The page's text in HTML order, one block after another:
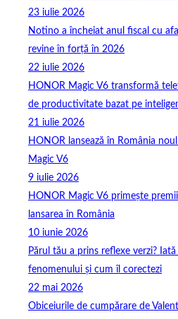
23 iulie 2026
Notino a încheiat anul fiscal cu
revine în forță în 2026
22 iulie 2026
HONOR Magic V6 transformă
de productivitate bazat pe
21 iulie 2026
HONOR lansează în România
Magic V6
9 iulie 2026
HONOR Magic V6 primește
lansarea în România
10 iunie 2026
Părul tău a prins reflexe verzi?
fenomenului și cum îl corectezi
22 mai 2026
Obiceiurile de cumpărare de